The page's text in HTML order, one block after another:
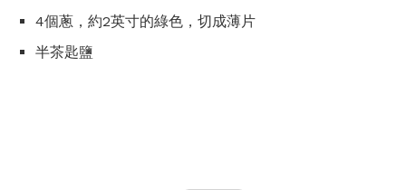
4個蔥，約2英寸的綠色，切成薄片
半茶匙鹽